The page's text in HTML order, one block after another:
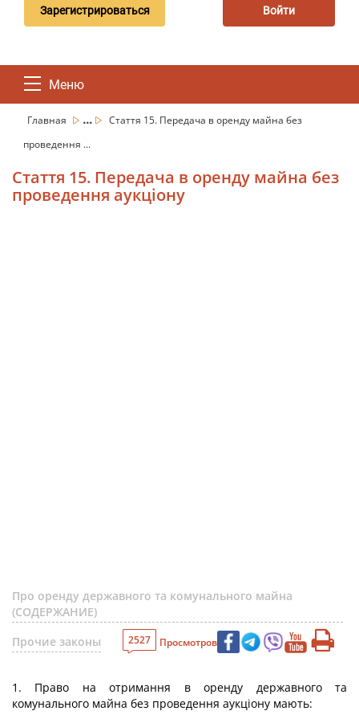
Зарегистрироваться Войти
Меню
Главная ...
Стаття 15. Передача в оренду майна без
проведення ...
Стаття 15. Передача в оренду майна без
проведення аукціону
Про оренду державного та комунального майна
(СОДЕРЖАНИЕ)
Прочие законы
2527 Просмотров
1. Право на отримання в оренду державного та
комунального майна без проведення аукціону мають: